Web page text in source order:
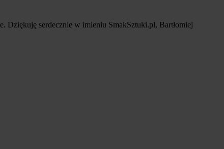
Dziękuję serdecznie w imieniu SmakSztuki.pl, Bartłomiej